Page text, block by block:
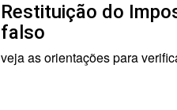
Restituição do
falso
veja as orientações para